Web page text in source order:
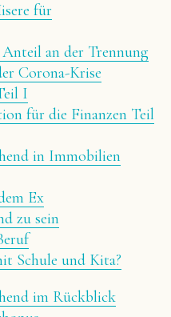
für
an der Trennung
Corona-Krise
I
für die Finanzen Teil
in Immobilien
Ex
zu sein
Schule und Kita?
im Rückblick